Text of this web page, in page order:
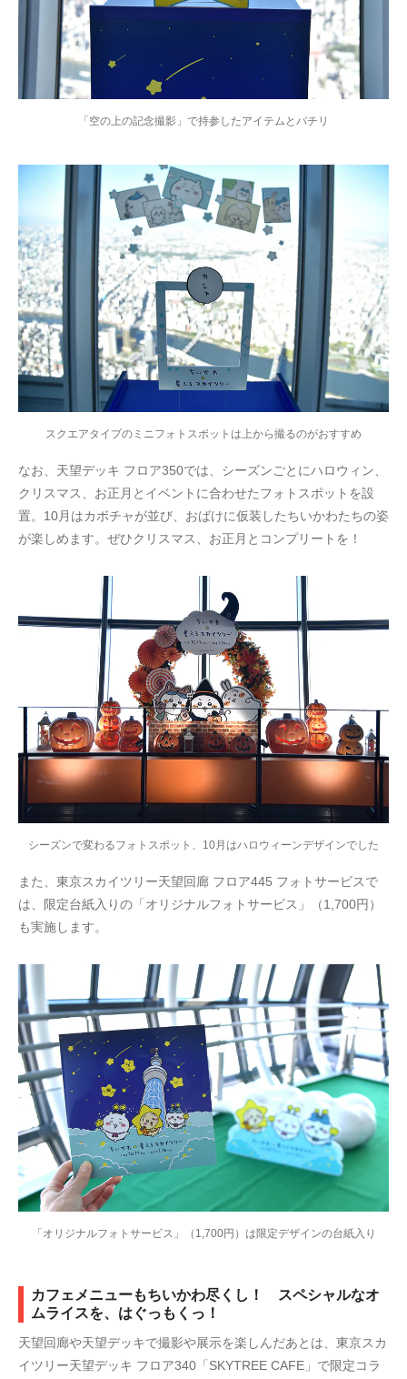
「空の上の記念撮影」で持参したアイテムとパチリ
スクエアタイプのミニフォトスポットは上から撮るのがおすすめ
なお、天望デッキ フロア350では、シーズンごとにハロウィン、
クリスマス、お正月とイベントに合わせたフォトスポットを設
置。10月はカボチャが並び、おばけに仮装したちいかわたちの姿
が楽しめます。ぜひクリスマス、お正月とコンプリートを！
シーズンで変わるフォトスポット、10月はハロウィーンデザインでした
また、東京スカイツリー天望回廊 フロア445 フォトサービスで
は、限定台紙入りの「オリジナルフォトサービス」（1,700円）
も実施します。
「オリジナルフォトサービス」（1,700円）は限定デザインの台紙入り
カフェメニューもちいかわ尽くし！ スペシャルなオ
ムライスを、はぐっもくっ！
天望回廊や天望デッキで撮影や展示を楽しんだあとは、東京スカ
イツリー天望デッキ フロア340「SKYTREE CAFE」で限定コラ